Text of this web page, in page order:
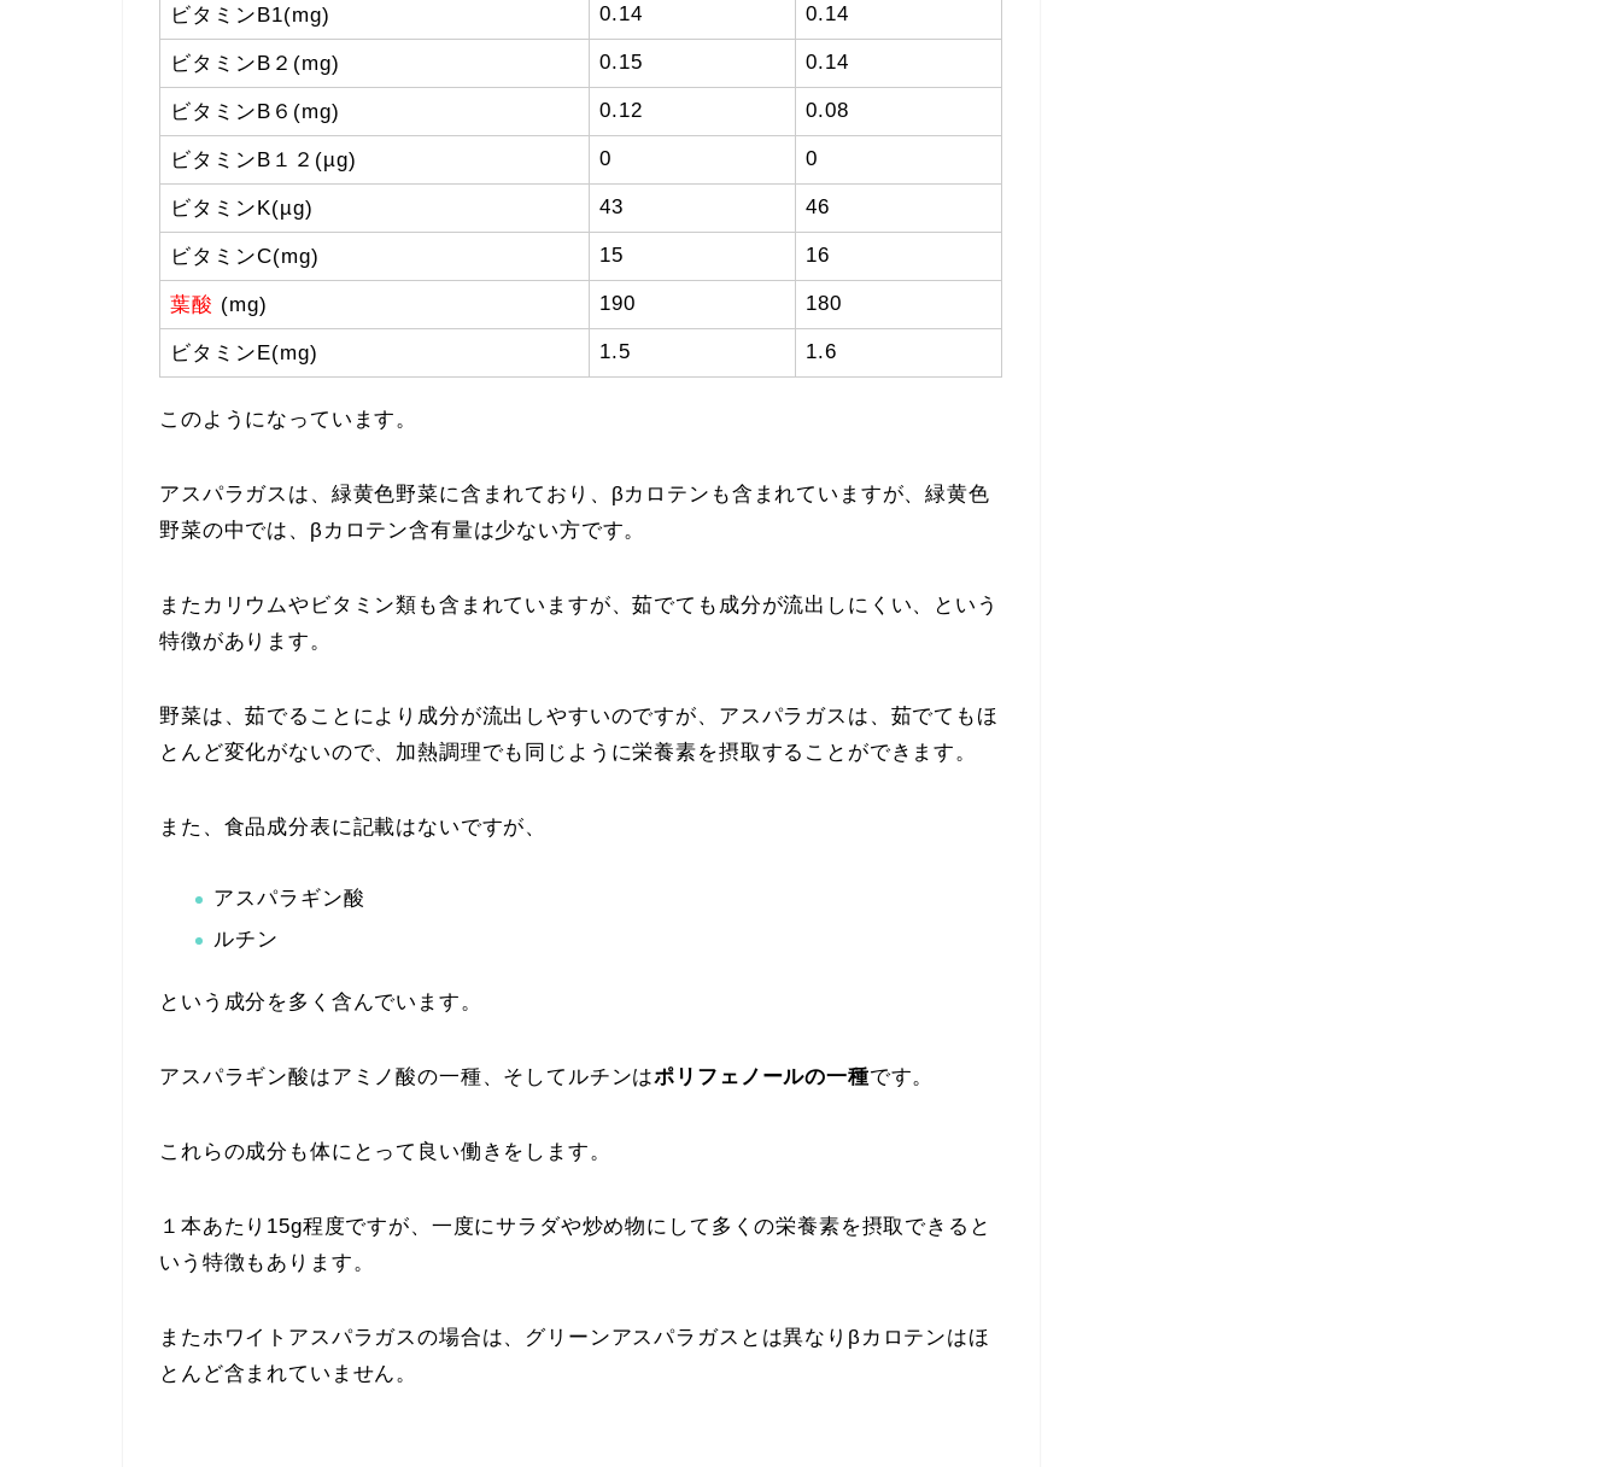
ビタミンB1(mg) 0.14 0.14
ビタミンB２(mg) 0.15 0.14
ビタミンB６(mg) 0.12 0.08
ビタミンB１２(µg) 0 0
ビタミンK(µg) 43 46
ビタミンC(mg) 15 16
葉酸 (mg) 190 180
ビタミンE(mg) 1.5 1.6
このようになっています。
アスパラガスは、緑黄色野菜に含まれており、βカロテンも含まれていますが、緑黄色
野菜の中では、βカロテン含有量は少ない方です。
またカリウムやビタミン類も含まれていますが、茹でても成分が流出しにくい、という
特徴があります。
野菜は、茹でることにより成分が流出しやすいのですが、アスパラガスは、茹でてもほ
とんど変化がないので、加熱調理でも同じように栄養素を摂取することができます。
また、食品成分表に記載はないですが、
アスパラギン酸
ルチン
という成分を多く含んでいます。
アスパラギン酸はアミノ酸の一種、そしてルチンはポリフェノールの一種です。
これらの成分も体にとって良い働きをします。
１本あたり15g程度ですが、一度にサラダや炒め物にして多くの栄養素を摂取できると
いう特徴もあります。
またホワイトアスパラガスの場合は、グリーンアスパラガスとは異なりβカロテンはほ
とんど含まれていません。